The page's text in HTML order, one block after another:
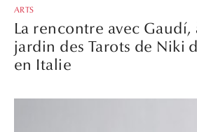
ARTS
La rencontre avec Gaudí,
jardin des Tarots de Niki
en Italie